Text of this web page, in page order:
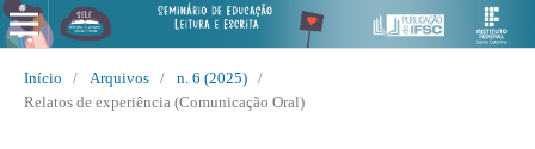
Início / Arquivos / n. 6 (2025)
/
Relatos de experiência (Comunicação Oral)